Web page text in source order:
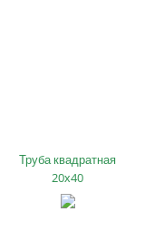
Труба квадратная
20х40